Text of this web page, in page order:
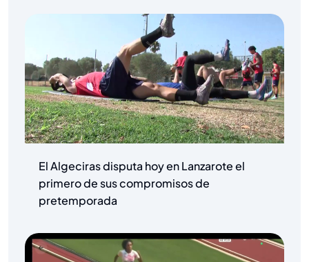
El Algeciras disputa hoy en Lanzarote el
primero de sus compromisos de
pretemporada